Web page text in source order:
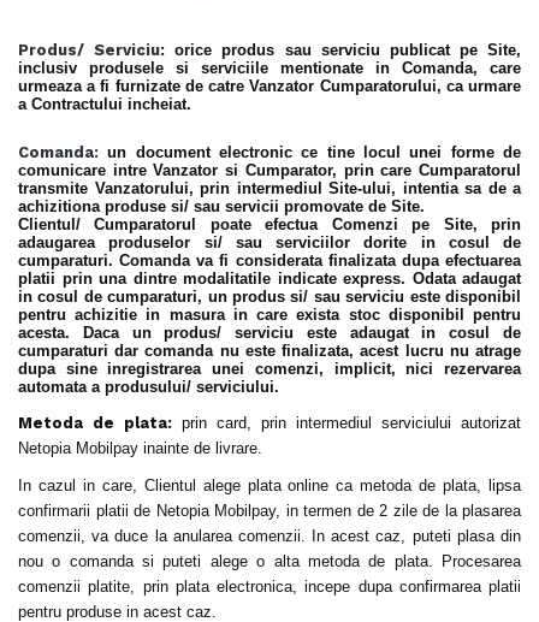
Produs/ Serviciu: orice produs sau serviciu publicat pe Site,
inclusiv produsele si serviciile mentionate in Comanda, care
urmeaza a fi furnizate de catre Vanzator Cumparatorului, ca urmare
a Contractului incheiat.
Comanda: un document electronic ce tine locul unei forme de
comunicare intre Vanzator si Cumparator, prin care Cumparatorul
transmite Vanzatorului, prin intermediul Site-ului, intentia sa de a
achizitiona produse si/ sau servicii promovate de Site.
Clientul/ Cumparatorul poate efectua Comenzi pe Site, prin
adaugarea produselor si/ sau serviciilor dorite in cosul de
cumparaturi. Comanda va fi considerata finalizata dupa efectuarea
platii prin una dintre modalitatile indicate express. Odata adaugat
in cosul de cumparaturi, un produs si/ sau serviciu este disponibil
pentru achizitie in masura in care exista stoc disponibil pentru
acesta. Daca un produs/ serviciu este adaugat in cosul de
cumparaturi dar comanda nu este finalizata, acest lucru nu atrage
dupa sine inregistrarea unei comenzi, implicit, nici rezervarea
automata a produsului/ serviciului.
Metoda de plata: prin card, prin intermediul serviciului autorizat
Netopia Mobilpay inainte de livrare.
In cazul in care, Clientul alege plata online ca metoda de plata, lipsa
confirmarii platii de Netopia Mobilpay, in termen de 2 zile de la plasarea
comenzii, va duce la anularea comenzii. In acest caz, puteti plasa din
nou o comanda si puteti alege o alta metoda de plata. Procesarea
comenzii platite, prin plata electronica, incepe dupa confirmarea platii
pentru produse in acest caz.